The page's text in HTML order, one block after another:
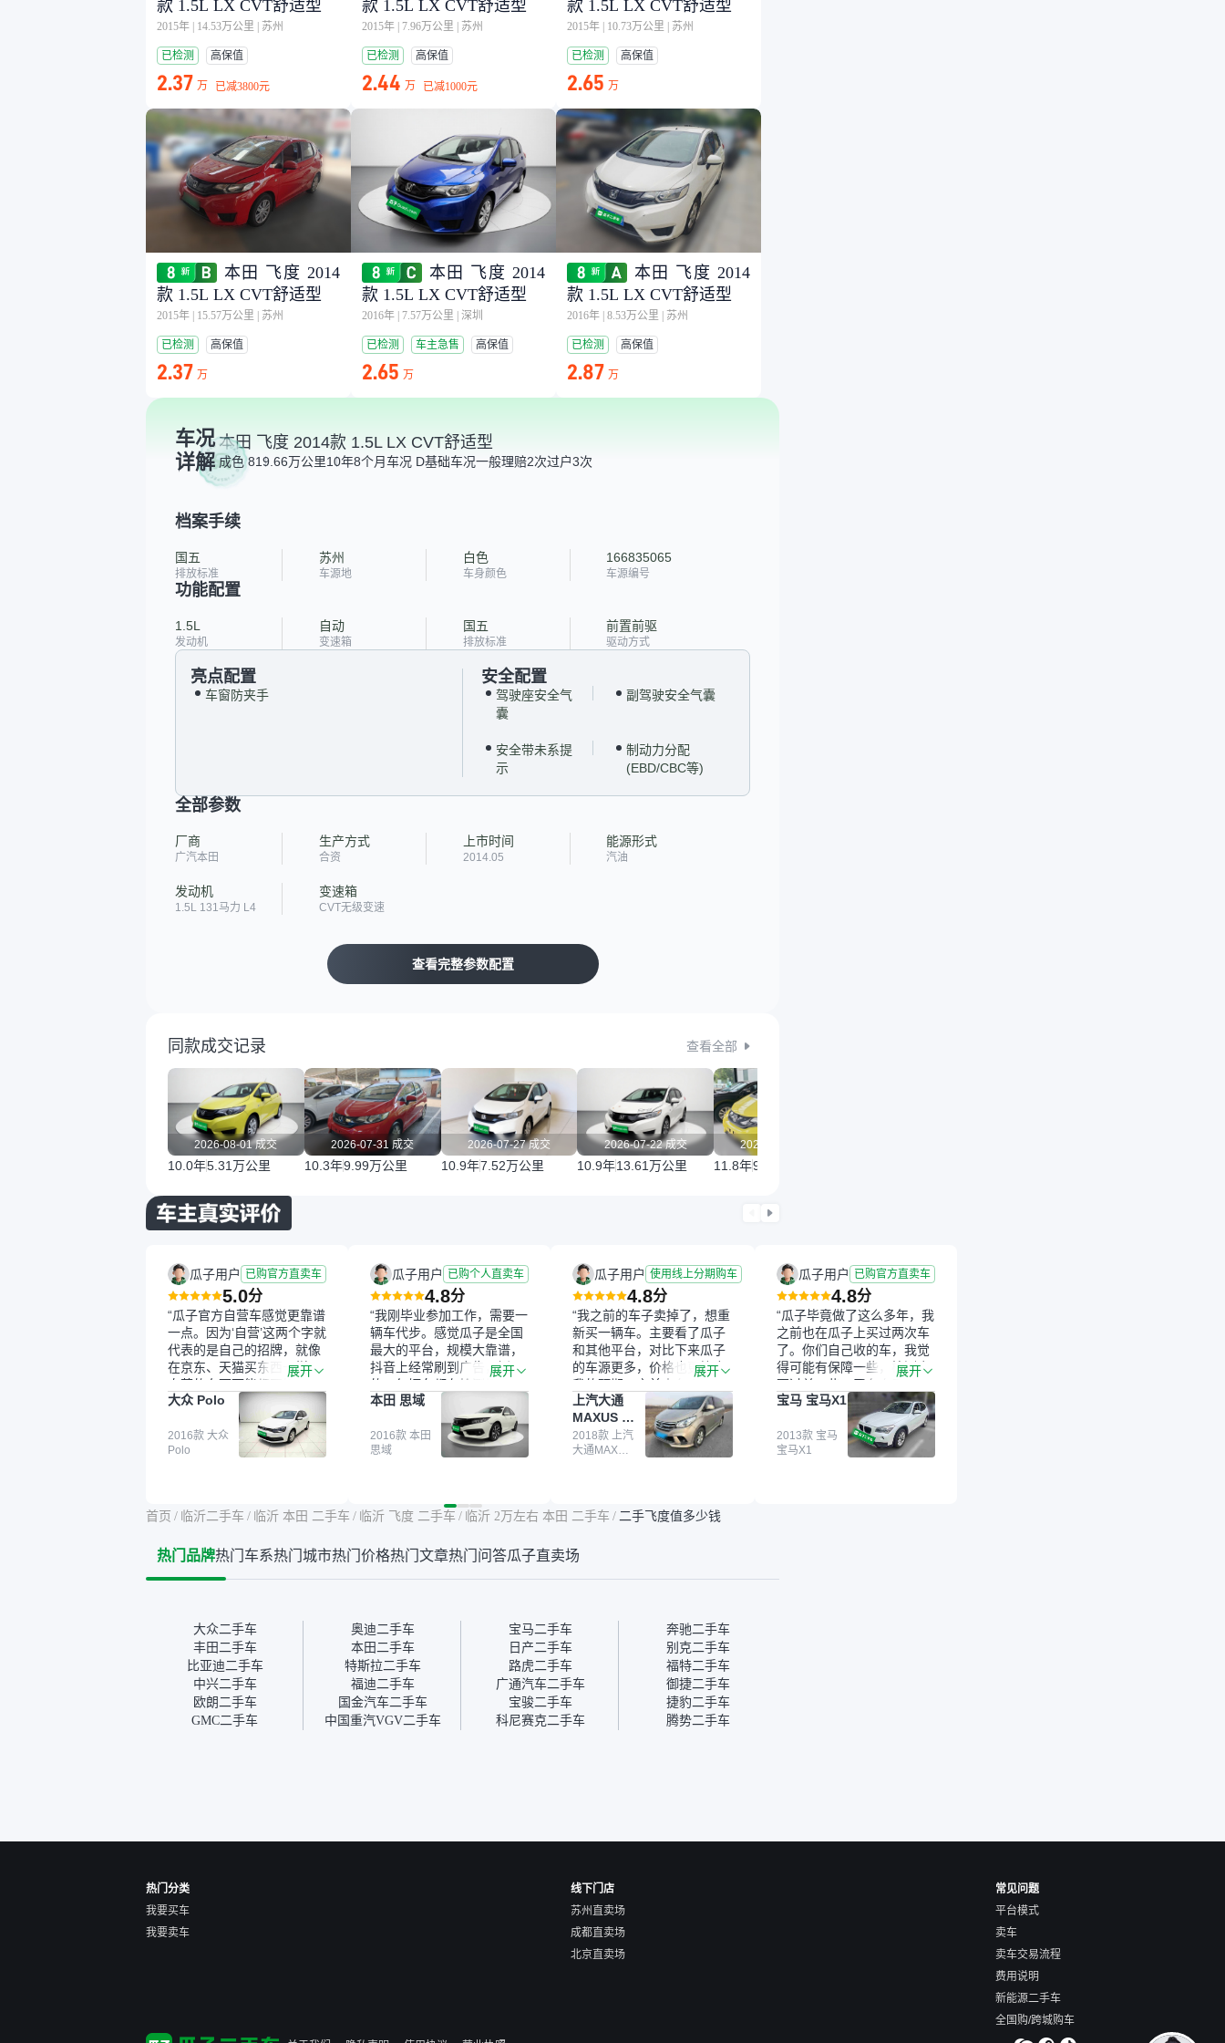
款 1.5L LX CVT舒适型
2015年 14.53万公里 苏州
已检测 高保值
2.37 万 已减3800元
款 1.5L LX CVT舒适型
2015年 7.96万公里 苏州
已检测 高保值
2.44 万 已减1000元
款 1.5L LX CVT舒适型
2015年 10.73万公里 苏州
已检测 高保值
2.65 万
本田 飞度 2014
款 1.5L LX CVT舒适型
2015年 15.57万公里 苏州
已检测 高保值
2.37 万
本田 飞度 2014
款 1.5L LX CVT舒适型
2016年 7.57万公里 深圳
已检测 车主急售 高保值
2.65 万
本田 飞度 2014
款 1.5L LX CVT舒适型
2016年 8.53万公里 苏州
已检测 高保值
2.87 万
车况
详解
本田 飞度 2014款 1.5L LX CVT舒适型
成色 819.66万公里10年8个月车况 D基础车况一般理赔2次过户3次
档案手续
国五
排放标准
苏州
车源地
白色
车身颜色
166835065
车源编号
功能配置
1.5L
发动机
自动
变速箱
国五
排放标准
前置前驱
驱动方式
亮点配置
车窗防夹手
安全配置
驾驶座安全气
囊
副驾驶安全气囊
安全带未系提
示
制动力分配
(EBD/CBC等)
全部参数
厂商
广汽本田
生产方式
合资
上市时间
2014.05
能源形式
汽油
发动机
1.5L 131马力 L4
变速箱
CVT无级变速
查看完整参数配置
同款成交记录 查看全部
2026-08-01 成交
10.0年5.31万公里
2026-07-31 成交
10.3年9.99万公里
2026-07-27 成交
10.9年7.52万公里
2026-07-22 成交
10.9年13.61万公里
2026-07-15 成交
11.8年9.03万公里
瓜子用户 已购官方直卖车
5.0分
“瓜子官方自营车感觉更靠谱
一点。因为‘自营’这两个字就
代表的是自己的招牌，就像
在京东、天猫买东西一样，
自营的东西可能都要好一
点。就是这种刻板印象吧。
一开始买二手车的时候，我
确实有担心过事故车、泡水
车这些问题。瓜子的检测报
况。我拿到你们的信息之
些报告查询（用了其他平
台），同时也找了朋友帮忙
没问题。购车流程挺快的，
我第一天看车，第二天你们
就约我到店，我第三天去提
的车。去之前我提前跟交接
人员说好，到了之后要当着
我的面再做一次复检，你们
也安排了师傅，服务可以，
展开
大众 Polo
2016款 大众
Polo
瓜子用户 已购个人直卖车
4.8分
“我刚毕业参加工作，需要一
辆车代步。感觉瓜子是全国
最大的平台，规模大靠谱，
抖音上经常刷到广告，挺火
的。每辆车都有检测报告，
这个让我很放心。去外面买
车全凭卖家一张嘴，不敢
买。我买了本田思域，白
色，过户次数少，公里数符
平台，车价贵点也正常，毕
竟有保障。其他平台上很多
敢买。瓜子有检测有售后，
透明。”
展开
本田 思域
2016款 本田
思域
瓜子用户 使用线上分期购车
4.8分
“我之前的车子卖掉了，想重
新买一辆车。主要看了瓜子
和其他平台，对比下来瓜子
的车源更多，价格也更符合
我的预期。之前卖车来过瓜
子，虽然价格没谈成，但
APP一直留着。瓜子毕竟是
大平台，整体印象还好。我
最终买了一台上汽大通，18
期，这一点很便捷，其他平
线上办不了，这是瓜子最核
比线下贵1000-2000元，因
为瓜子有质保，车子出小毛
病维修更有保障。”
展开
上汽大通
MAXUS 大
通G10
2018款 上汽
大通MAXUS
瓜子用户 已购官方直卖车
4.8分
“瓜子毕竟做了这么多年，我
之前也在瓜子上买过两次车
了。你们自己收的车，我觉
得可能有保障一些，检测会
更过关一些。平台自己收上
来再卖的车，应该更可靠。
我买的是宝马X1，主要看中
它的价格和公里数比较合
适。另外，瓜子承诺无火
展开
宝马 宝马X1
2013款 宝马
宝马X1
首页 / 临沂二手车 / 临沂 本田 二手车 / 临沂 飞度 二手车 / 临沂 2万左右 本田 二手车 / 二手飞度值多少钱
热门品牌热门车系热门城市热门价格热门文章热门问答瓜子直卖场
大众二手车 奥迪二手车 宝马二手车
奔驰二手车
丰田二手车
本田二手车 日产二手车
别克二手车
比亚迪二手车
特斯拉二手车 路虎二手车
福特二手车
中兴二手车
福迪二手车 广通汽车二手车
御捷二手车
欧朗二手车
国金汽车二手车 宝骏二手车
捷豹二手车
GMC二手车
中国重汽VGV二手车 科尼赛克二手车 腾势二手车
热门分类
我要买车
我要卖车
线下门店
苏州直卖场
成都直卖场
北京直卖场
常见问题
平台模式
卖车
卖车交易流程
费用说明
新能源二手车
全国购/跨城购车